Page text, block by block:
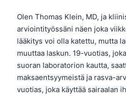
Olen Thomas Klein, MD, ja
arviointityössäni näen joka
lääkitys voi olla katettu, mutta
muuttaa laskun. 19-vuotias,
suoran laboratorion kautta,
maksaentsyymeistä ja rasva-
vuotias, joka käyttää sairaalan